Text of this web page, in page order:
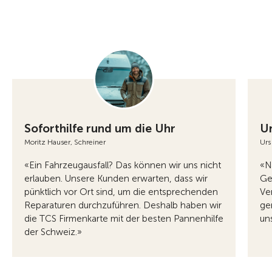
Soforthilfe rund um die Uhr
Moritz Hauser, Schreiner
«Ein Fahrzeugausfall? Das können wir uns nicht
erlauben. Unsere Kunden erwarten, dass wir
pünktlich vor Ort sind, um die entsprechenden
Reparaturen durchzuführen. Deshalb haben wir
die TCS Firmenkarte mit der besten Pannenhilfe
der Schweiz.»